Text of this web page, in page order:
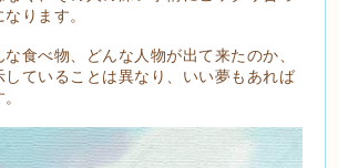
ります。
食べ物、どんな人物が出て来たのか、
していることは異なり、いい夢もあれば